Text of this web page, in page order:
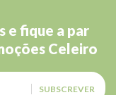
e fique a par
Celeiro
SUBSCREVER